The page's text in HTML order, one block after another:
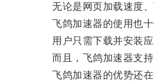
无论是网页加载速度、
飞鸽加速器的使用也十
用户只需下载并安装应
而且，飞鸽加速器支持
飞鸽加速器的优势还在